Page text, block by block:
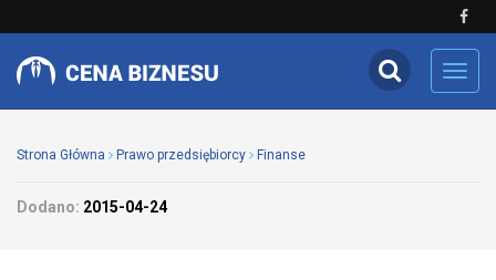
Strona Główna Prawo przedsiębiorcy Finanse
Dodano: 2015-04-24